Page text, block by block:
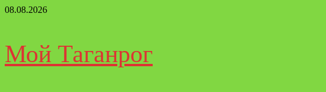
Перейти
08.08.2026
Мой Таганрог